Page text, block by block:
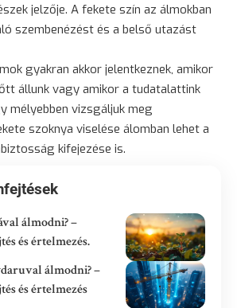
jelzője. A fekete szín az álmokban
szembenézést és a belső utazást
gyakran akkor jelentkeznek, amikor
állunk vagy amikor a tudatalattink
mélyebben vizsgáljuk meg
szoknya viselése álomban lehet a
kifejezése is.
álmodni? –
és értelmezés.
álmodni? –
és értelmezés